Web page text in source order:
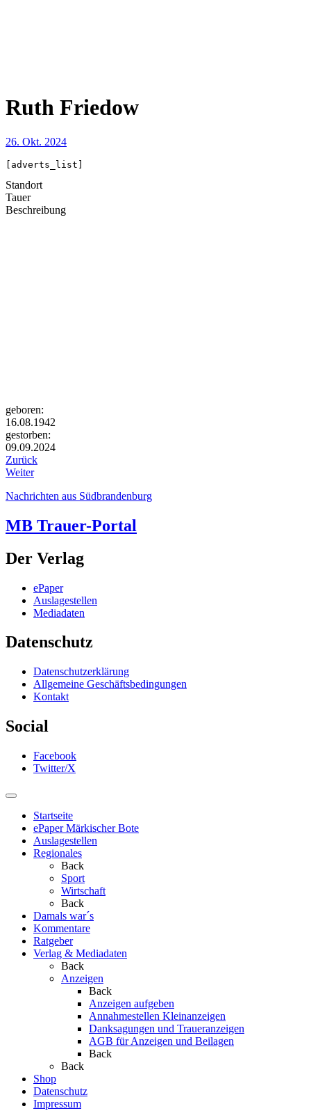
Ruth Friedow
26. Okt. 2024
[adverts_list]
Standort
Tauer
Beschreibung
geboren:
16.08.1942
gestorben:
09.09.2024
Zurück
Weiter
Nachrichten aus Südbrandenburg
MB Trauer-Portal
Der Verlag
ePaper
Auslagestellen
Mediadaten
Datenschutz
Datenschutzerklärung
Allgemeine Geschäftsbedingungen
Kontakt
Social
Facebook
Twitter/X
Startseite
ePaper Märkischer Bote
Auslagestellen
Regionales
Back
Sport
Wirtschaft
Back
Damals war´s
Kommentare
Ratgeber
Verlag & Mediadaten
Back
Anzeigen
Back
Anzeigen aufgeben
Annahmestellen Kleinanzeigen
Danksagungen und Traueranzeigen
AGB für Anzeigen und Beilagen
Back
Back
Shop
Datenschutz
Impressum